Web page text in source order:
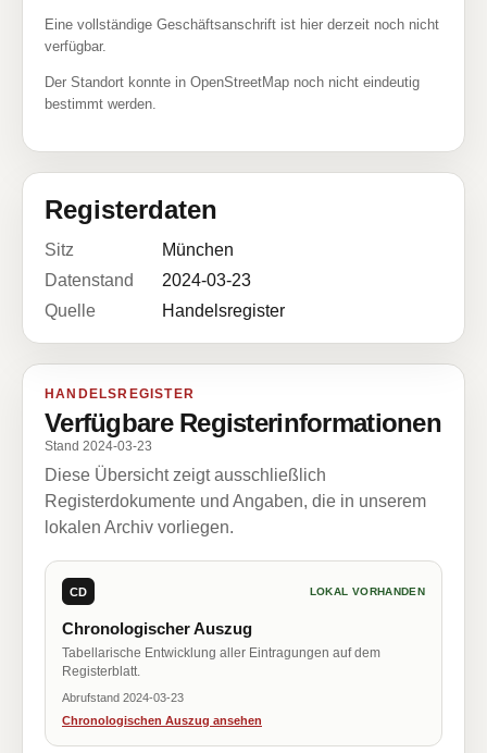
Eine vollständige Geschäftsanschrift ist hier derzeit noch nicht
verfügbar.
Der Standort konnte in OpenStreetMap noch nicht eindeutig
bestimmt werden.
Registerdaten
Sitz
München
Datenstand
2024-03-23
Quelle
Handelsregister
HANDELSREGISTER
Verfügbare Registerinformationen
Stand 2024-03-23
Diese Übersicht zeigt ausschließlich
Registerdokumente und Angaben, die in unserem
lokalen Archiv vorliegen.
CD LOKAL VORHANDEN
Chronologischer Auszug
Tabellarische Entwicklung aller Eintragungen auf dem
Registerblatt.
Abrufstand 2024-03-23
Chronologischen Auszug ansehen